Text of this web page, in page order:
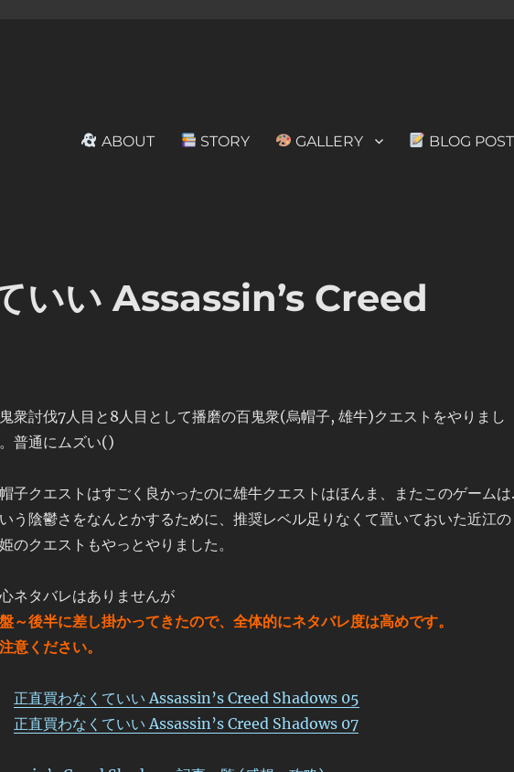
ABOUT STORY GALLERY BLOG
いい Assassin’s Creed
衆討伐7人目と8人目として播磨の百鬼衆(烏帽子, 雄牛)クエストをやりまし
普通にムズい()
子クエストはすごく良かったのに雄牛クエストはほんま、またこのゲーム
う陰鬱さをなんとかするために、推奨レベル足りなくて置いておいた近江の
のクエストもやっとやりました。
ネタバレはありませんが
～後半に差し掛かってきたので、全体的にネタバレ度は高めです。
意ください。
正直買わなくていい Assassin’s Creed Shadows 05
正直買わなくていい Assassin’s Creed Shadows 07